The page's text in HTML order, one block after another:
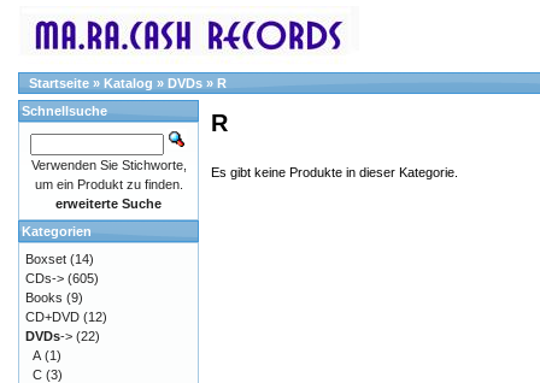
Startseite » Katalog » DVDs » R
R
Es gibt keine Produkte in dieser Kategorie.
Schnellsuche
Verwenden Sie Stichworte,
um ein Produkt zu finden.
erweiterte Suche
Kategorien
Boxset (14)
CDs-> (605)
Books (9)
CD+DVD (12)
DVDs-> (22)
A (1)
C (3)